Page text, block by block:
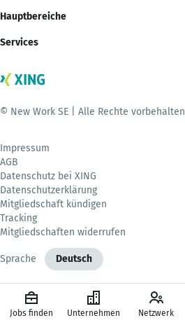
Hauptbereiche
Services
© New Work SE | Alle Rechte vorbehalten
Impressum
AGB
Datenschutz bei XING
Datenschutzerklärung
Mitgliedschaft kündigen
Tracking
Mitgliedschaften widerrufen
Sprache Deutsch
Jobs finden Unternehmen Netzwerk